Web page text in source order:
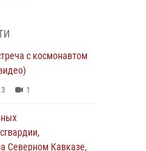
Росгвардии
1»
на крупную сумму в
с космонавтом
3 1
Северном Кавказе,